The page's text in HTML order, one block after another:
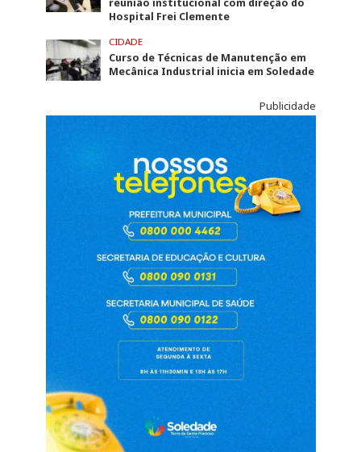
Hospital Frei Clemente
CIDADE
Curso de Técnicas de Manutenção em
Mecânica Industrial inicia em Soledade
Publicidade